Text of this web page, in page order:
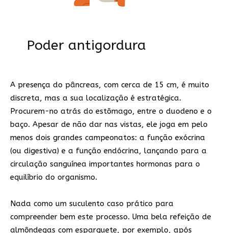
Poder antigordura
A presença do pâncreas, com cerca de 15 cm, é muito
discreta, mas a sua localização é estratégica.
Procurem-no atrás do estômago, entre o duodeno e o
baço. Apesar de não dar nas vistas, ele joga em pelo
menos dois grandes campeonatos: a função exócrina
(ou digestiva) e a função endócrina, lançando para a
circulação sanguínea importantes hormonas para o
equilíbrio do organismo.
Nada como um suculento caso prático para
compreender bem este processo. Uma bela refeição de
almôndegas com esparguete, por exemplo, após